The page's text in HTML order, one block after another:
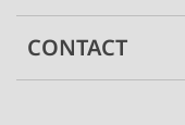
CONTACT